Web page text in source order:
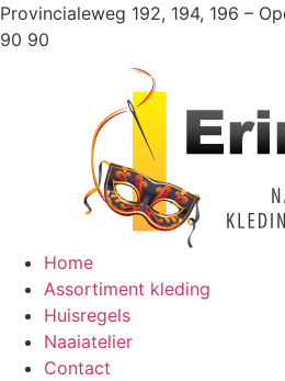
Ga
naar
Provincialeweg 192, 194, 196 –
90 90
Home
Assortiment kleding
Huisregels
Naaiatelier
Contact